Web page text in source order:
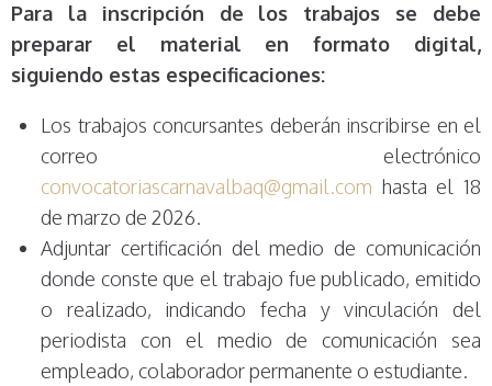
Para la inscripción de los trabajos se debe
preparar el material en formato digital,
siguiendo estas especificaciones:
Los trabajos concursantes deberán inscribirse en el
correo electrónico
convocatoriascarnavalbaq@gmail.com hasta el 18
de marzo de 2026.
Adjuntar certificación del medio de comunicación
donde conste que el trabajo fue publicado, emitido
o realizado, indicando fecha y vinculación del
periodista con el medio de comunicación sea
empleado, colaborador permanente o estudiante.